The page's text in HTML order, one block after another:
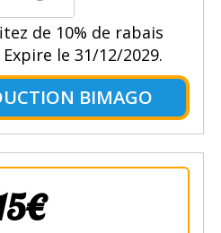
de 10% de rabais
le 31/12/2029.
BIMAGO